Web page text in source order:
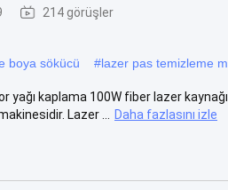
214 görüşler
boya sökücü #lazer pas temizleme
kaplama 100W fiber lazer kaynağı
Lazer ...
Daha fazlasını izle